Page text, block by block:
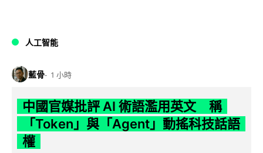
人工智能
藍骨 1 小時
中國官媒批評 AI 術語濫用英文 稱
「Token」與「Agent」動搖科技話語
權